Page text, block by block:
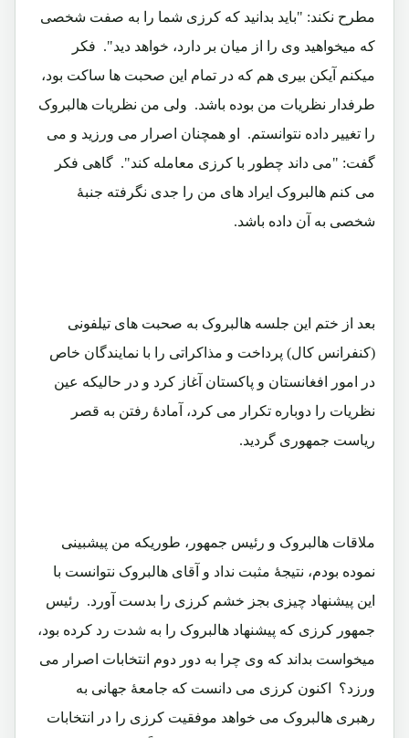
مطرح نکند: "باید بدانید که کرزی شما را به صفت شخصی
که میخواهید وی را از میان بر دارد، خواهد دید". فکر
میکنم آیکن بیری هم که در تمام این صحبت ها ساکت بود،
طرفدار نظریات من بوده باشد. ولی من نظریات هالبروک
را تغییر داده نتوانستم. او همچنان اصرار می ورزید و می
گفت: "می داند چطور با کرزی معامله کند". گاهی فکر
می کنم هالبروک ایراد های من را جدی نگرفته جنبۀ
شخصی به آن داده باشد.
بعد از ختم این جلسه هالبروک به صحبت های تیلفونی
(کنفرانس کال) پرداخت و مذاکراتی را با نمایندگان خاص
در امور افغانستان و پاکستان آغاز کرد و در حالیکه عین
نظریات را دوباره تکرار می کرد، آمادۀ رفتن به قصر
ریاست جمهوری گردید.
ملاقات هالبروک و رئیس جمهور، طوریکه من پیشبینی
نموده بودم، نتیجۀ مثبت نداد و آقای هالبروک نتوانست با
این پیشنهاد چیزی بجز خشم کرزی را بدست آورد. رئیس
جمهور کرزی که پیشنهاد هالبروک را به شدت رد کرده بود،
میخواست بداند که وی چرا به دور دوم انتخابات اصرار می
ورزد؟ اکنون کرزی می دانست که جامعۀ جهانی به
رهبری هالبروک می خواهد موفقیت کرزی را در انتخابات